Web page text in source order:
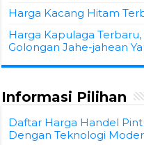
Harga Kacang Hitam
Harga Kapulaga
Golongan Jahe-jahean
Informasi Pilihan
Daftar Harga Handel
Dengan Teknologi